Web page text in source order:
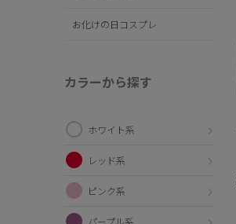
お化けの日コスプレ
カラーから探す
ホワイト系
レッド系
ピンク系